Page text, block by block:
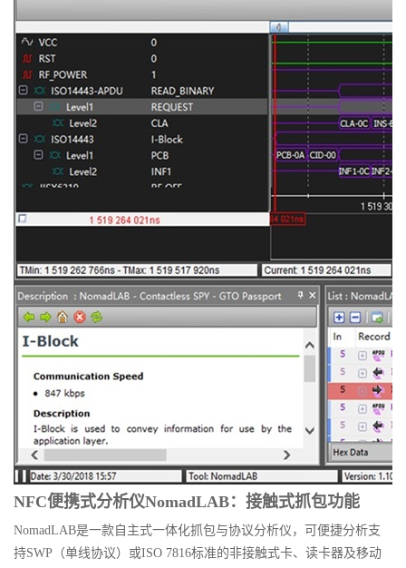
NFC便携式分析仪NomadLAB：接触式抓包功能
NomadLAB是一款 自主式一体化抓包与协议分析仪，可便捷分析支
持SWP（单线协议）或ISO 7816标准的非接触式卡、读卡器及移动